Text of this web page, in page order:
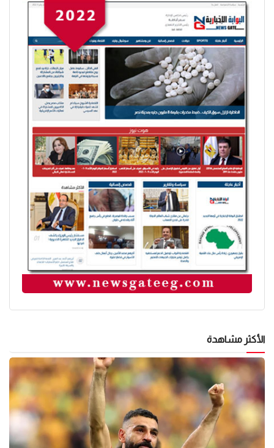
الأكثر مشاهدة